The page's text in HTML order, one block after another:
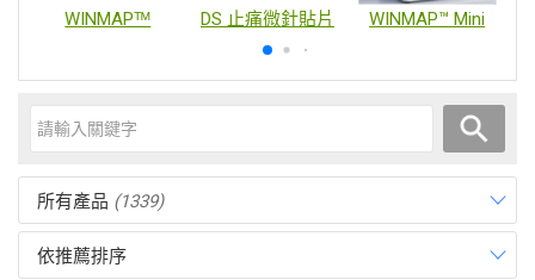
WINMAPᵀᴹ DS 止痛微針貼片 WINMAP™ Mini
所有產品 (1339)
依推薦排序